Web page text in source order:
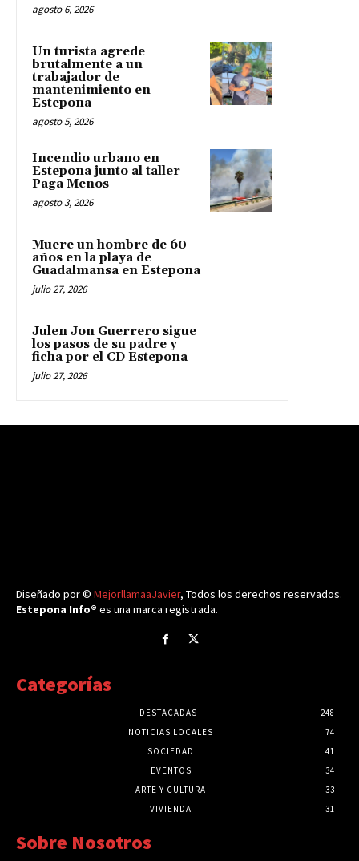
agosto 6, 2026
Un turista agrede
brutalmente a un
trabajador de
mantenimiento en
Estepona
agosto 5, 2026
Incendio urbano en
Estepona junto al taller
Paga Menos
agosto 3, 2026
Muere un hombre de 60
años en la playa de
Guadalmansa en Estepona
julio 27, 2026
Julen Jon Guerrero sigue
los pasos de su padre y
ficha por el CD Estepona
julio 27, 2026
Diseñado por © MejorllamaaJavier, Todos los derechos reservados.
Estepona Info® es una marca registrada.
Categorías
DESTACADAS
248
NOTICIAS LOCALES
74
SOCIEDAD
41
EVENTOS
34
ARTE Y CULTURA
33
VIVIENDA
31
Sobre Nosotros